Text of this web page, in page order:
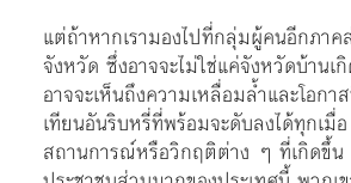
แต่ถ้าหากเรามองไปที่กลุ่มผู้คนอีกภาค
จังหวัด ซึ่งอาจจะไม่ใช่แค่จังหวัดบ้านเ
อาจจะเห็นถึงความเหลื่อมล้ำและโอกา
เทียนอันริบหรี่ที่พร้อมจะดับลงได้ทุกเมื่
สถานการณ์หรือวิกฤติต่าง ๆ ที่เกิดขึ้